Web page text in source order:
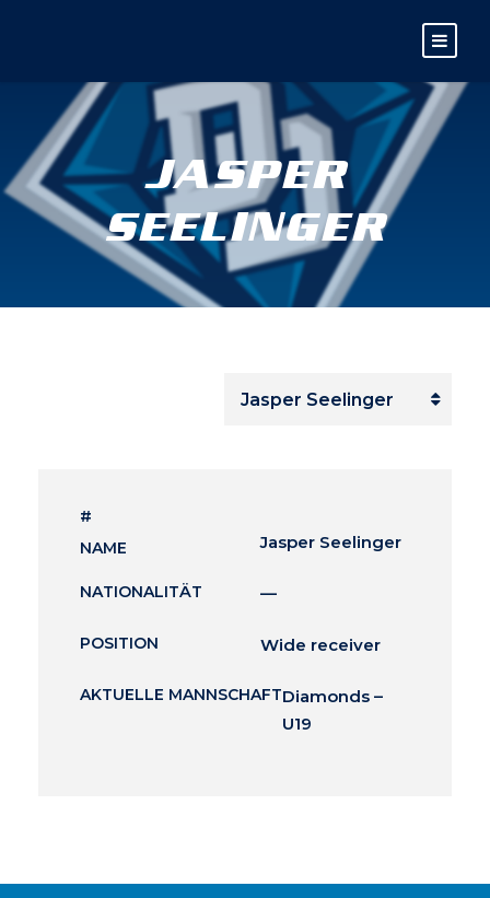
JASPER
SEELINGER
#
NAME
Jasper Seelinger
NATIONALITÄT —
POSITION Wide receiver
AKTUELLE MANNSCHAFTDiamonds –
U19